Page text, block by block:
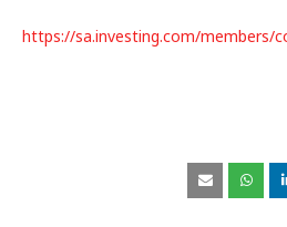
https://sa.investing.com/members/